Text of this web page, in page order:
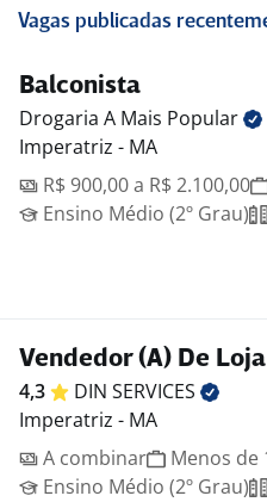
Vagas publicadas
Balconista
Drogaria A Mais Popular
Imperatriz - MA
R$ 900,00 a R$ 2.100,00
Ensino Médio (2º Grau)
Vendedor (A) De
4,3 DIN SERVICES
Imperatriz - MA
A combinar
Menos de
Ensino Médio (2º Grau)